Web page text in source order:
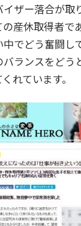
ザー落合が取
産休取得者で
でどう奮闘し
ランスをどう
れています。